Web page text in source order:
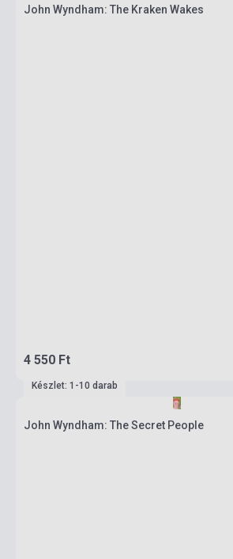
John Wyndham: The Kraken Wakes
4 550 Ft
Készlet: 1-10 darab
John Wyndham: The Secret People